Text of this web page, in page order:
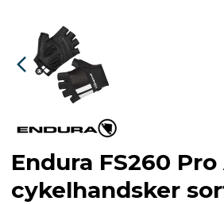
Endura FS260
cykelhandsker